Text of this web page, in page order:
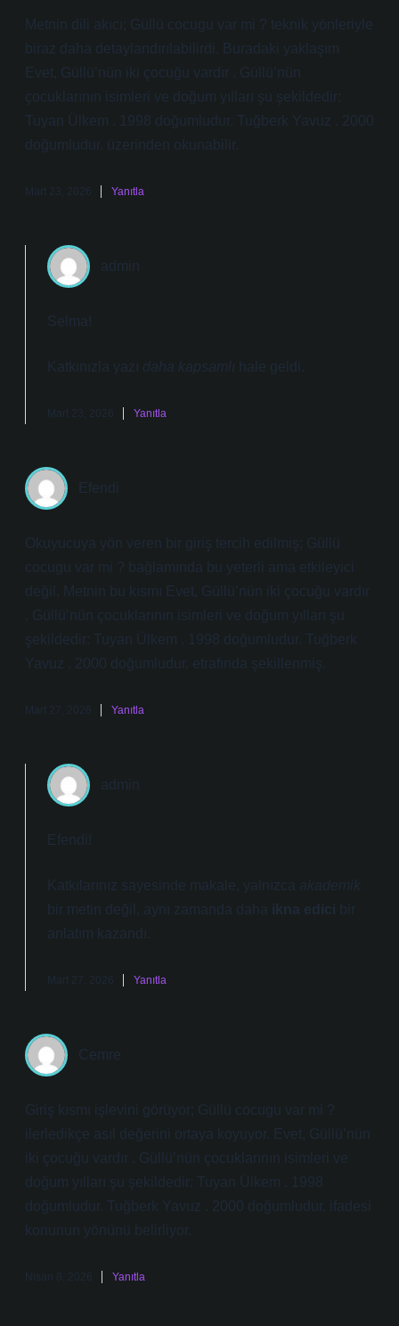
Metnin dili akıcı; Güllü cocugu var mi ? teknik yönleriyle
biraz daha detaylandırılabilirdi. Buradaki yaklaşım
Evet, Güllü’nün iki çocuğu vardır . Güllü’nün
çocuklarının isimleri ve doğum yılları şu şekildedir:
Tuyan Ülkem . 1998 doğumludur. Tuğberk Yavuz . 2000
doğumludur. üzerinden okunabilir.
Mart 23, 2026 Yanıtla
admin
Selma!
Katkınızla yazı daha kapsamlı hale geldi.
Mart 23, 2026 Yanıtla
Efendi
Okuyucuya yön veren bir giriş tercih edilmiş; Güllü
cocugu var mi ? bağlamında bu yeterli ama etkileyici
değil. Metnin bu kısmı Evet, Güllü’nün iki çocuğu vardır
. Güllü’nün çocuklarının isimleri ve doğum yılları şu
şekildedir: Tuyan Ülkem . 1998 doğumludur. Tuğberk
Yavuz . 2000 doğumludur. etrafında şekillenmiş.
Mart 27, 2026 Yanıtla
admin
Efendi!
Katkılarınız sayesinde makale, yalnızca akademik
bir metin değil, aynı zamanda daha ikna edici bir
anlatım kazandı.
Mart 27, 2026 Yanıtla
Cemre
Giriş kısmı işlevini görüyor; Güllü cocugu var mi ?
ilerledikçe asıl değerini ortaya koyuyor. Evet, Güllü’nün
iki çocuğu vardır . Güllü’nün çocuklarının isimleri ve
doğum yılları şu şekildedir: Tuyan Ülkem . 1998
doğumludur. Tuğberk Yavuz . 2000 doğumludur. ifadesi
konunun yönünü belirliyor.
Nisan 8, 2026 Yanıtla